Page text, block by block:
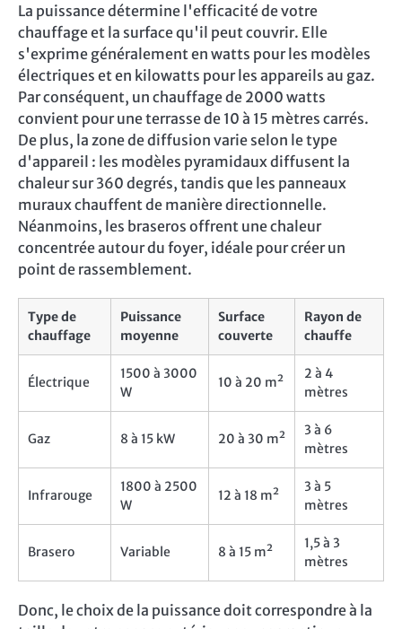
La puissance détermine l'efficacité de votre
chauffage et la surface qu'il peut couvrir. Elle
s'exprime généralement en watts pour les modèles
électriques et en kilowatts pour les appareils au gaz.
Par conséquent, un chauffage de 2000 watts
convient pour une terrasse de 10 à 15 mètres carrés.
De plus, la zone de diffusion varie selon le type
d'appareil : les modèles pyramidaux diffusent la
chaleur sur 360 degrés, tandis que les panneaux
muraux chauffent de manière directionnelle.
Néanmoins, les braseros offrent une chaleur
concentrée autour du foyer, idéale pour créer un
point de rassemblement.
Type de
chauffage
Puissance
moyenne
Surface
couverte
Rayon de
chauffe
Électrique
1500 à 3000
W
10 à 20 m²
2 à 4
mètres
Gaz 8 à 15 kW 20 à 30 m²
3 à 6
mètres
Infrarouge
1800 à 2500
W
12 à 18 m²
3 à 5
mètres
Brasero Variable 8 à 15 m²
1,5 à 3
mètres
Donc, le choix de la puissance doit correspondre à la